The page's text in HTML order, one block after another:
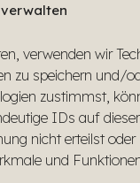
verwenden wir
zu speichern und/
zustimmst,
IDs auf
nicht erteilst oder
und